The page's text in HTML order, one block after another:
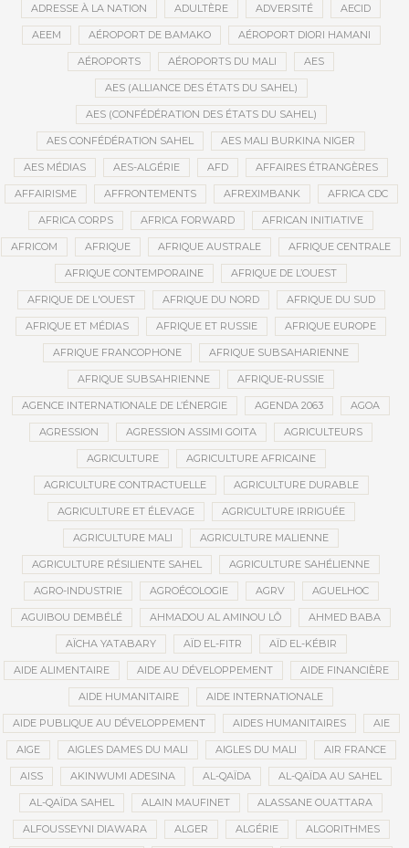
ADRESSE À LA NATION ADULTÈRE ADVERSITÉ AECID
AEEM AÉROPORT DE BAMAKO AÉROPORT DIORI HAMANI
AÉROPORTS AÉROPORTS DU MALI AES
AES (ALLIANCE DES ÉTATS DU SAHEL)
AES (CONFÉDÉRATION DES ÉTATS DU SAHEL)
AES CONFÉDÉRATION SAHEL AES MALI BURKINA NIGER
AES MÉDIAS AES-ALGÉRIE AFD AFFAIRES ÉTRANGÈRES
AFFAIRISME AFFRONTEMENTS AFREXIMBANK AFRICA CDC
AFRICA CORPS AFRICA FORWARD AFRICAN INITIATIVE
AFRICOM AFRIQUE AFRIQUE AUSTRALE AFRIQUE CENTRALE
AFRIQUE CONTEMPORAINE AFRIQUE DE L’OUEST
AFRIQUE DE L'OUEST AFRIQUE DU NORD AFRIQUE DU SUD
AFRIQUE ET MÉDIAS AFRIQUE ET RUSSIE AFRIQUE EUROPE
AFRIQUE FRANCOPHONE AFRIQUE SUBSAHARIENNE
AFRIQUE SUBSAHRIENNE AFRIQUE-RUSSIE
AGENCE INTERNATIONALE DE L’ÉNERGIE AGENDA 2063 AGOA
AGRESSION AGRESSION ASSIMI GOITA AGRICULTEURS
AGRICULTURE AGRICULTURE AFRICAINE
AGRICULTURE CONTRACTUELLE AGRICULTURE DURABLE
AGRICULTURE ET ÉLEVAGE AGRICULTURE IRRIGUÉE
AGRICULTURE MALI AGRICULTURE MALIENNE
AGRICULTURE RÉSILIENTE SAHEL AGRICULTURE SAHÉLIENNE
AGRO-INDUSTRIE AGROÉCOLOGIE AGRV AGUELHOC
AGUIBOU DEMBÉLÉ AHMADOU AL AMINOU LÔ AHMED BABA
AÏCHA YATABARY AÏD EL-FITR AÏD EL-KÉBIR
AIDE ALIMENTAIRE AIDE AU DÉVELOPPEMENT AIDE FINANCIÈRE
AIDE HUMANITAIRE AIDE INTERNATIONALE
AIDE PUBLIQUE AU DÉVELOPPEMENT AIDES HUMANITAIRES AIE
AIGE AIGLES DAMES DU MALI AIGLES DU MALI AIR FRANCE
AISS AKINWUMI ADESINA AL-QAÏDA AL-QAÏDA AU SAHEL
AL-QAÏDA SAHEL ALAIN MAUFINET ALASSANE OUATTARA
ALFOUSSEYNI DIAWARA ALGER ALGÉRIE ALGORITHMES